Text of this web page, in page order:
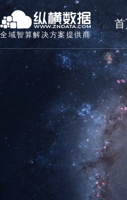
全域智算解决方案提供商